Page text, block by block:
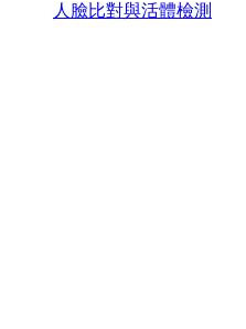
人臉比對與活體檢測